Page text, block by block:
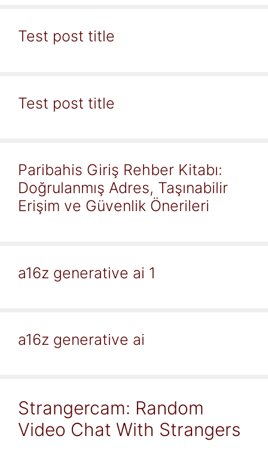
Test post title
Test post title
Paribahis Giriş Rehber Kitabı:
Doğrulanmış Adres, Taşınabilir
Erişim ve Güvenlik Önerileri
a16z generative ai 1
a16z generative ai
Strangercam: Random
Video Chat With Strangers